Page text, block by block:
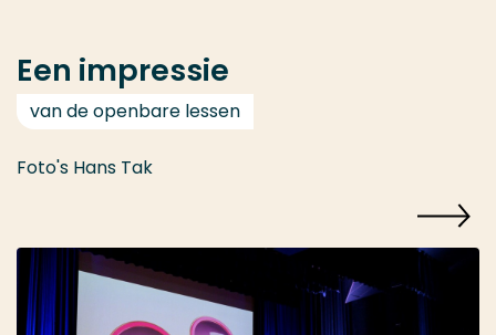
Een impressie
van de openbare lessen
Foto's Hans Tak